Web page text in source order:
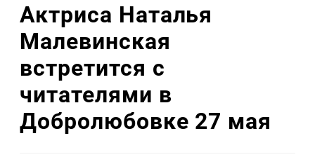
Актриса Наталья
Малевинская
встретится с
читателями в
Добролюбовке 27 мая